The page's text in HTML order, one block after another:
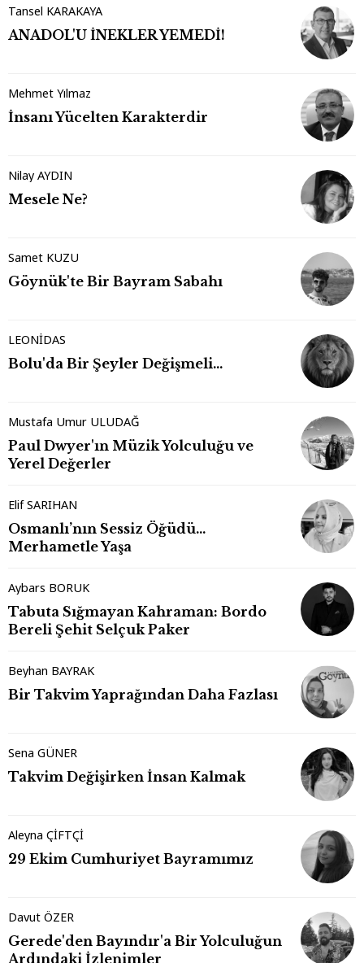
Tansel KARAKAYA
ANADOL'U İNEKLER YEMEDİ!
Mehmet Yılmaz
İnsanı Yücelten Karakterdir
Nilay AYDIN
Mesele Ne?
Samet KUZU
Göynük'te Bir Bayram Sabahı
LEONİDAS
Bolu'da Bir Şeyler Değişmeli…
Mustafa Umur ULUDAĞ
Paul Dwyer'ın Müzik Yolculuğu ve
Yerel Değerler
Elif SARIHAN
Osmanlı’nın Sessiz Öğüdü…
Merhametle Yaşa
Aybars BORUK
Tabuta Sığmayan Kahraman: Bordo
Bereli Şehit Selçuk Paker
Beyhan BAYRAK
Bir Takvim Yaprağından Daha Fazlası
Sena GÜNER
Takvim Değişirken İnsan Kalmak
Aleyna ÇİFTÇİ
29 Ekim Cumhuriyet Bayramımız
Davut ÖZER
Gerede'den Bayındır'a Bir Yolculuğun
Ardındaki İzlenimler